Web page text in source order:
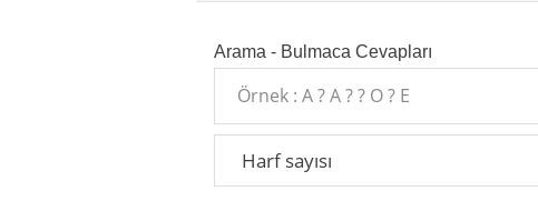
Arama - Bulmaca Cevapları